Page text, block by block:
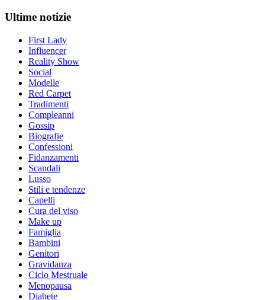
Ultime notizie
First Lady
Influencer
Reality Show
Social
Modelle
Red Carpet
Tradimenti
Compleanni
Gossip
Biografie
Confessioni
Fidanzamenti
Scandali
Lusso
Stili e tendenze
Capelli
Cura del viso
Make up
Famiglia
Bambini
Genitori
Gravidanza
Ciclo Mestruale
Menopausa
Diabete